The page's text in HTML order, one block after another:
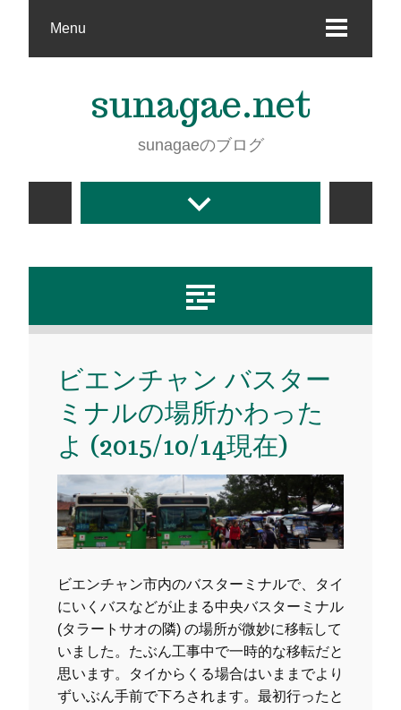
Menu
sunagae.net
sunagaeのブログ
ビエンチャン バスター
ミナルの場所かわった
よ (2015/10/14現在)
ビエンチャン市内のバスターミナルで、タイ
にいくバスなどが止まる中央バスターミナル
(タラートサオの隣) の場所が微妙に移転して
いました。たぶん工事中で一時的な移転だと
思います。タイからくる場合はいままでより
ずいぶん手前で下ろされます。最初行ったと